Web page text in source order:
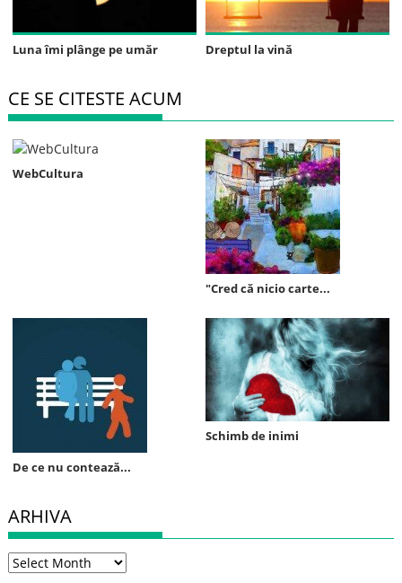
Luna îmi plânge pe umăr Dreptul la vină
CE SE CITESTE ACUM
WebCultura
"Cred că nicio carte...
De ce nu contează...
Schimb de inimi
ARHIVA
Arhiva